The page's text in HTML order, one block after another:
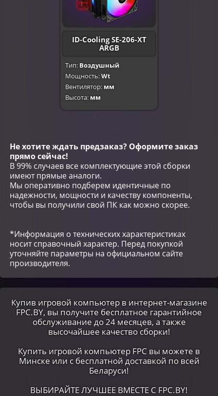
ID-Cooling SE-206-XT
ARGB
Тип: Воздушный
Мощность:Wt
Вентилятор: мм
Высота: мм
Не хотите ждать предзаказ? Оформите заказ
прямо сейчас!
В 99% случаев все комплектующие этой сборки
имеют прямые аналоги.
Мы оперативно подберем идентичные по
надежности, мощности и качеству компоненты,
чтобы вы получили свой ПК как можно скорее.
*Информация о технических характеристиках
носит справочный характер. Перед покупкой
уточняйте параметры на официальном сайте
производителя.
Купив игровой компьютер в интернет-магазине
FPC.BY, вы получите бесплатное гарантийное
обслуживание до 24 месяцев, а также
высочайшее качество сборки!
Купить игровой компьютер FPC вы можете в
Минске или c бесплатной доставкой по всей
Беларуси!
ВЫБИРАЙТЕ ЛУЧШЕЕ ВМЕСТЕ С FPC.BY!